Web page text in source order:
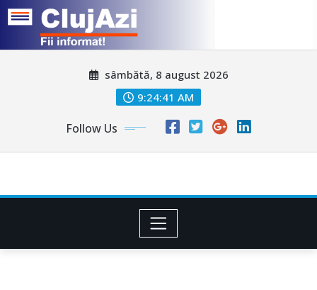
sâmbătă, 8 august 2026
9:24:44 AM
Follow Us